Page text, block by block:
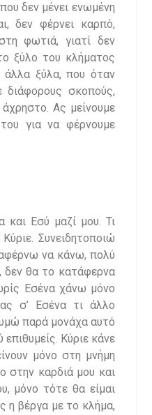
δεν μένει ενωμένη
δεν φέρνει καρπό,
φωτιά, γιατί δεν
ξύλο του κλήματος
ξύλα, που όταν
διάφορους σκοπούς,
Ας μείνουμε
για να φέρνουμε
Εσύ μαζί μου. Τι
Συνειδητοποιώ
να κάνω, πολύ
δεν θα το κατάφερνα
Εσένα χάνω μόνο
σ’ Εσένα τι άλλο
παρά μονάχα αυτό
Κύριε κάνε
μόνο στη μνήμη
στην καρδιά μου και
μόνο τότε θα είμαι
η βέργα με το κλήμα,